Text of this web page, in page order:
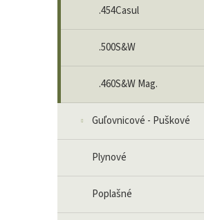
.454Casul
.500S&W
.460S&W Mag.
Guľovnicové - Puškové
Plynové
Poplašné